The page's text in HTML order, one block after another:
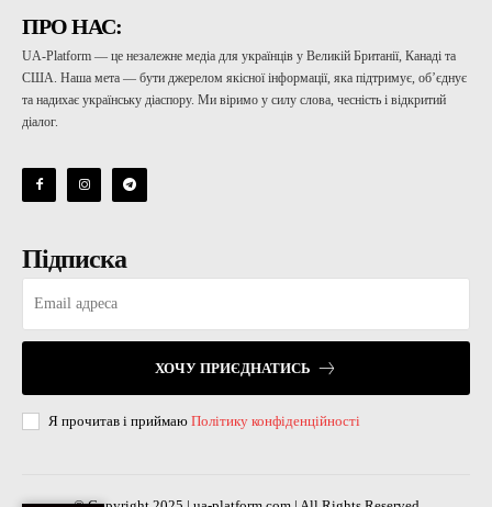
ПРО НАС:
UA-Platform — це незалежне медіа для українців у Великій Британії, Канаді та
США. Наша мета — бути джерелом якісної інформації, яка підтримує, об’єднує
та надихає українську діаспору. Ми віримо у силу слова, чесність і відкритий
діалог.
Підписка
ХОЧУ ПРИЄДНАТИСЬ
Я прочитав і приймаю Політику конфіденційності